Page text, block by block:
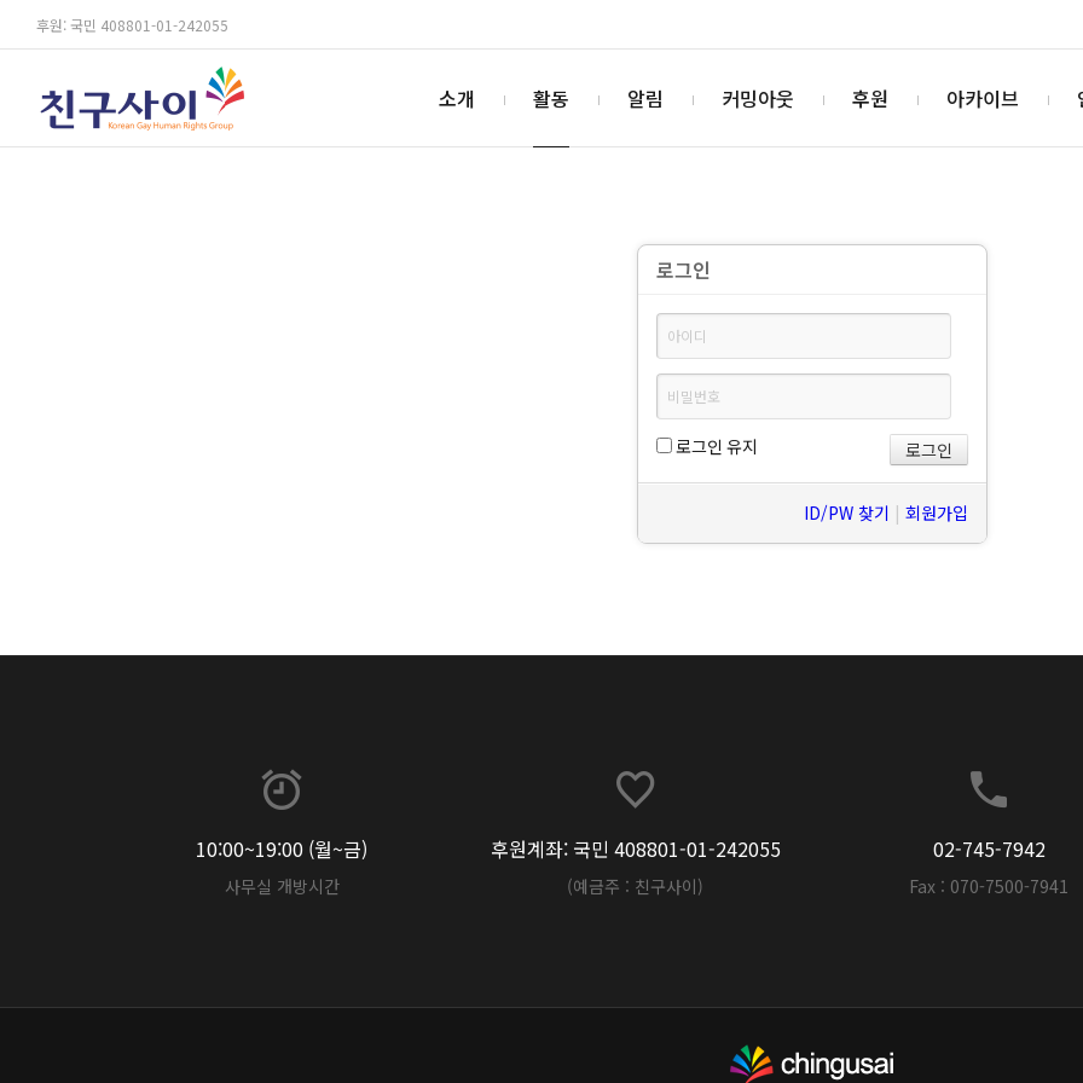
후원: 국민 408801-01-242055
소개 활동 알림 커밍아웃 후원 아카이브
로그인
로그인 유지
ID/PW 찾기 | 회원가입
10:00~19:00 (월~금)
사무실 개방시간
후원계좌: 국민 408801-01-242055
(예금주 : 친구사이)
02-745-7942
Fax : 070-7500-7941